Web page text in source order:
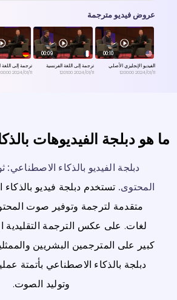
عروض فيديو مترجمة
00:10
الفيديو الإنجليزي الأصلي
2024/01/11 12:00:00
00:09
ترجمة إلى اللغة الفرنسية
2024/01/11 12:01:00
ترجمة إلى اللغة
2024/01/11 12:00:00
ما هو دبلجة الفيديوهات
دبلجة الفيديو بالذكاء
المحتوى. تستخدم دبلجة فيديو
متقدمة لترجمة وتوفير صوت
لغات. على عكس الترجمة التقليدية
كبير على المترجمين البشريين
دبلجة بالذكاء الاصطناعي بأتمتة
وتوليد الصوت.